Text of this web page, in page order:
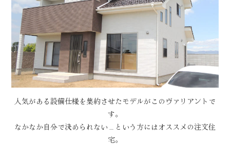
人気がある設備仕様を集約させたモデルがこのヴァリアントで
す。
なかなか自分で決められない…という方にはオススメの注文住
宅。